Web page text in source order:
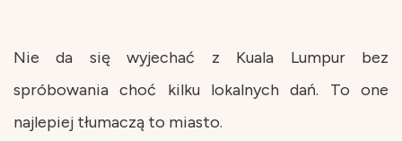
Nie da się wyjechać z Kuala Lumpur bez
spróbowania choć kilku lokalnych dań. To one
najlepiej tłumaczą to miasto.